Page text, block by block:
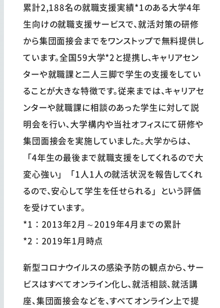
累計2,188名の就職支援実績*1のある大学4年
生向けの就職支援サービスで、就活対策の研修
から集団面接会までをワンストップで無料提供し
ています。全国59大学*2と提携し、キャリアセン
ターや就職課と二人三脚で学生の支援をしてい
ることが大きな特徴です。従来までは、キャリアセ
ンターや就職課に相談のあった学生に対して説
明会を行い、大学構内や当社オフィスにて研修や
集団面接会を実施していました。大学からは、
「4年生の最後まで就職支援をしてくれるので大
変心強い」「1人1人の就活状況を報告してくれ
るので、安心して学生を任せられる」という評価
を受けています。
*1：2013年2月～2019年4月までの累計
*2：2019年1月時点
新型コロナウイルスの感染予防の観点から、サー
ビスはすべてオンライン化し、就活相談、就活講
座、集団面接会などを、すべてオンライン上で提